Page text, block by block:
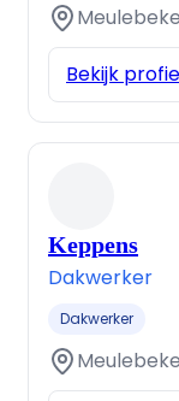
Meulebeke
Bekijk
Keppens
Dakwerker
Dakwerker
Meulebeke